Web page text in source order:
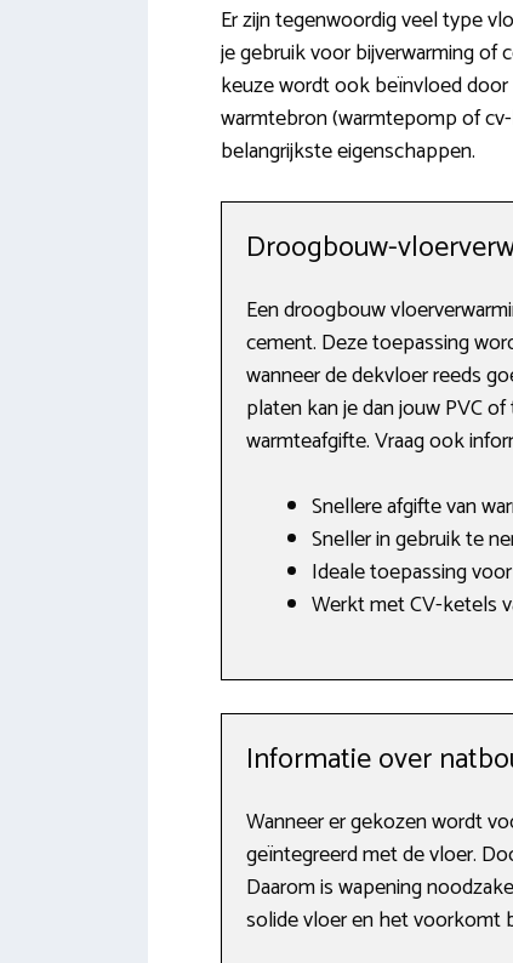
Er zijn tegenwoordig veel type
je gebruik voor bijverwarming of
keuze wordt ook beïnvloed
warmtebron (warmtepomp of
belangrijkste eigenschappen.
Droogbouw-
Een droogbouw
cement. Deze toepassing
wanneer de dekvloer reeds
platen kan je dan jouw PVC
warmteafgifte. Vraag ook
Snellere afgifte van
Sneller in gebruik te
Ideale toepassing
Werkt met CV-ketels
Informatie over
Wanneer er gekozen wordt
geïntegreerd met de vloer.
Daarom is wapening
solide vloer en het voorkomt